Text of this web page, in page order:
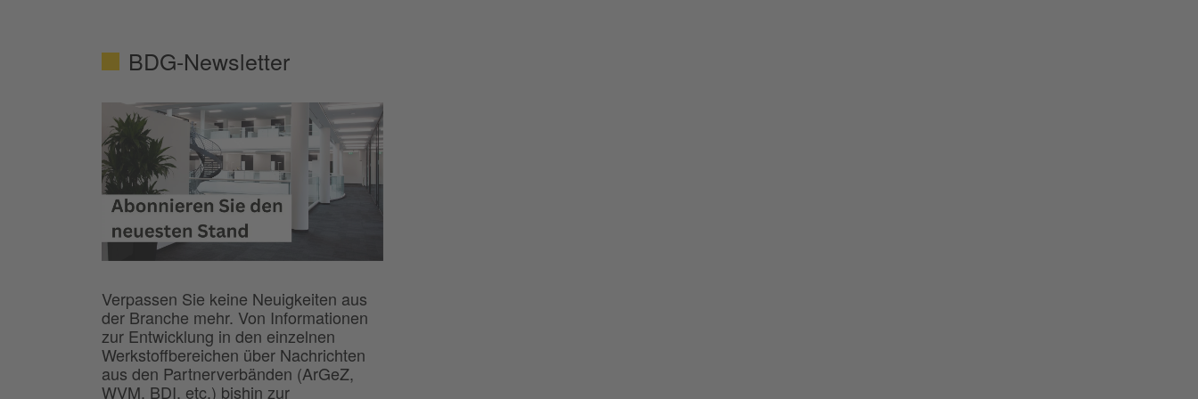
BDG-Newsletter
Verpassen Sie keine Neuigkeiten aus
der Branche mehr. Von Informationen
zur Entwicklung in den einzelnen
Werkstoffbereichen über Nachrichten
aus den Partnerverbänden (ArGeZ,
WVM, BDI, etc.) bishin zur